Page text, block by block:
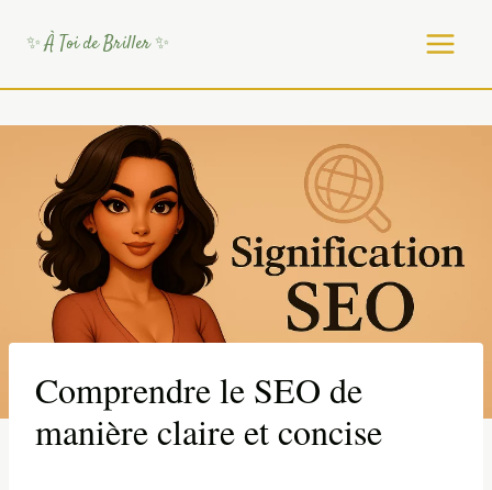
✨ À Toi de Briller ✨
Comprendre le SEO de
manière claire et concise